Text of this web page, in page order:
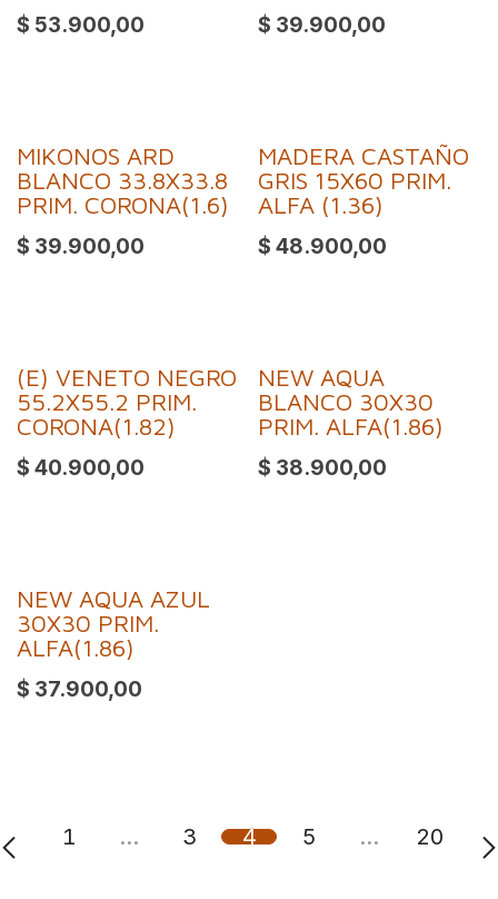
$ 53.900,00 $ 39.900,00
MIKONOS ARD
BLANCO 33.8X33.8
PRIM. CORONA(1.6)
$ 39.900,00
MADERA CASTAÑO
GRIS 15X60 PRIM.
ALFA (1.36)
$ 48.900,00
(E) VENETO NEGRO
55.2X55.2 PRIM.
CORONA(1.82)
$ 40.900,00
NEW AQUA
BLANCO 30X30
PRIM. ALFA(1.86)
$ 38.900,00
NEW AQUA AZUL
30X30 PRIM.
ALFA(1.86)
$ 37.900,00
1 … 3 4 5 … 20